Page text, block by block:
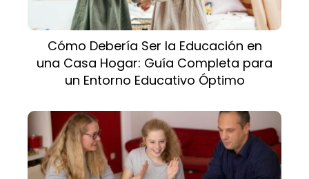
Cómo Debería Ser la Educación en
una Casa Hogar: Guía Completa para
un Entorno Educativo Óptimo